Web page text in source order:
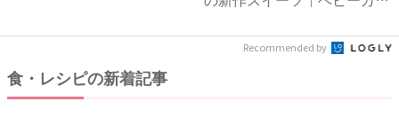
Recommended by
食・レシピの新着記事